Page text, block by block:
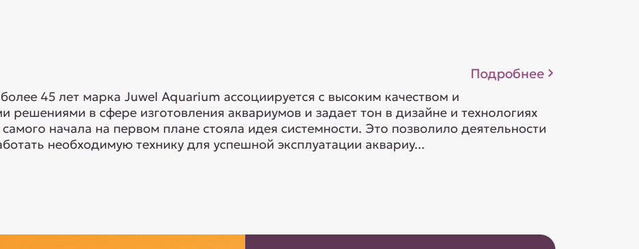
Подробнее
45 лет марка Juwel Aquarium ассоциируется с высоким качеством и
решениями в сфере изготовления аквариумов и задает тон в дизайне и технологиях
начала на первом плане стояла идея системности. Это позволило деятельности
необходимую технику для успешной эксплуатации аквариу...